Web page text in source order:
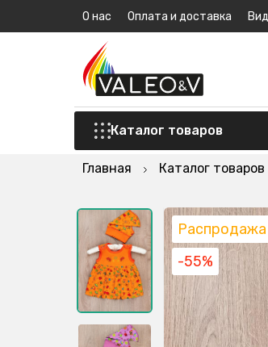
О нас Оплата и доставка
Каталог товаров
Главная Каталог товаров
Распродажа
-55%